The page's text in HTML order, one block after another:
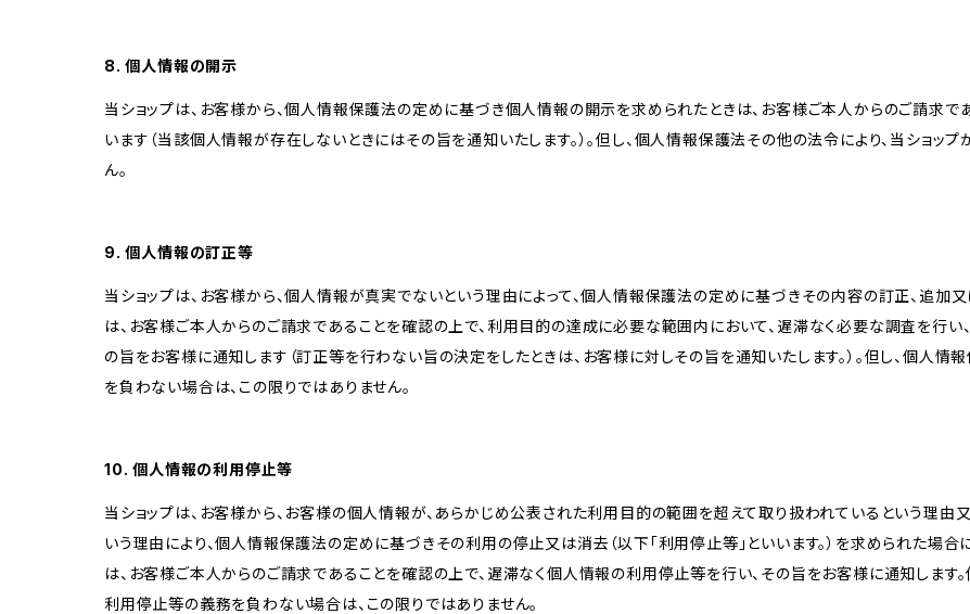
8. 個人情報の開示
当ショップは、お客様から、個人情報保護法の定めに基づき個人情報の開示を求められたときは、お客様ご本人からのご請求で
います（当該個人情報が存在しないときにはその旨を通知いたします。）。但し、個人情報保護法その他の法令により、当ショッ
ん。
9. 個人情報の訂正等
当ショップは、お客様から、個人情報が真実でないという理由によって、個人情報保護法の定めに基づきその内容の訂正、追加又
は、お客様ご本人からのご請求であることを確認の上で、利用目的の達成に必要な範囲内において、遅滞なく必要な調査を行い
の旨をお客様に通知します（訂正等を行わない旨の決定をしたときは、お客様に対しその旨を通知いたします。）。但し、個人情
を負わない場合は、この限りではありません。
10. 個人情報の利用停止等
当ショップは、お客様から、お客様の個人情報が、あらかじめ公表された利用目的の範囲を超えて取り扱われているという理
いう理由により、個人情報保護法の定めに基づきその利用の停止又は消去（以下「利用停止等」といいます。）を求められた場
は、お客様ご本人からのご請求であることを確認の上で、遅滞なく個人情報の利用停止等を行い、その旨をお客様に通知します
利用停止等の義務を負わない場合は、この限りではありません。